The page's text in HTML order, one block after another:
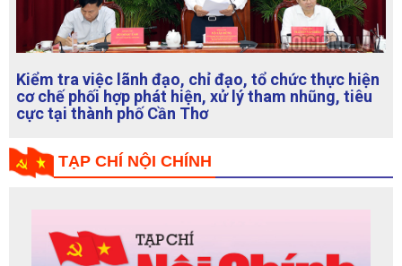
Kiểm tra việc lãnh đạo, chỉ đạo, tổ chức thực hiện
cơ chế phối hợp phát hiện, xử lý tham nhũng, tiêu
cực tại thành phố Cần Thơ
TẠP CHÍ NỘI CHÍNH